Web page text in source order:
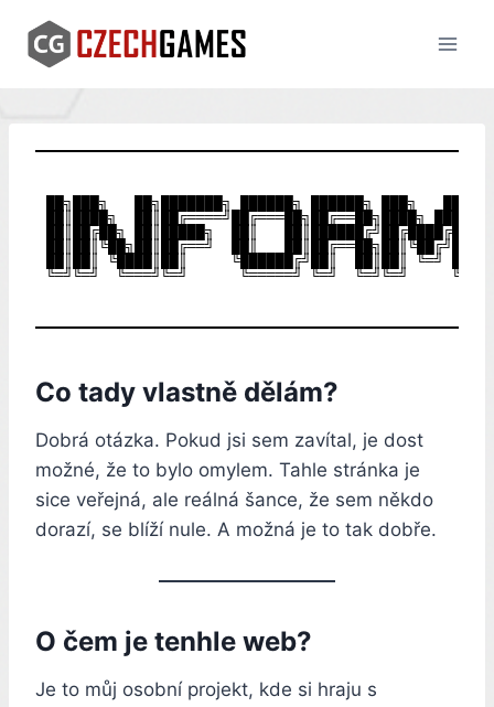
content
██╗███╗   ██╗███████╗ ██████╗ ██████╗ ███╗   ███╗
██║████╗  ██║██╔════╝██╔═══██╗██╔══██╗████╗
██║██╔██╗ ██║█████╗  ██║
██║██║╚██╗██║██╔══╝  ██║
██║██║ ╚████║██║     ╚██████╔╝██║  ██║██║ ╚═╝
Co tady vlastně dělám?
Dobrá otázka. Pokud jsi sem zavítal, je dost
možné, že to bylo omylem. Tahle stránka je
sice veřejná, ale reálná šance, že sem někdo
dorazí, se blíží nule. A možná je to tak dobře.
O čem je tenhle web?
Je to můj osobní projekt, kde si hraju s